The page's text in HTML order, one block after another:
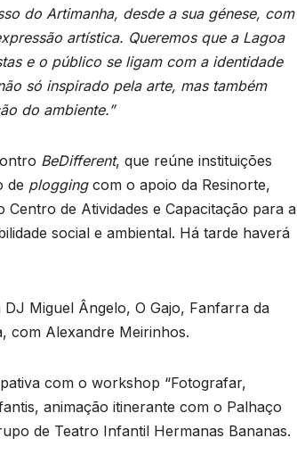
do Artimanha, desde a sua génese, com
artística. Queremos que a Lagoa
e o público se ligam com a identidade
só inspirado pela arte, mas também
do ambiente.”
BeDifferent, que reúne instituições
de ploggingcom o apoio da Resinorte,
de Atividades e Capacitação para a
social e ambiental. Há tarde haverá
Miguel Ângelo, O Gajo, Fanfarra da
com Alexandre Meirinhos.
com o workshop “Fotografar,
animação itinerante com o Palhaço
de Teatro Infantil Hermanas Bananas.